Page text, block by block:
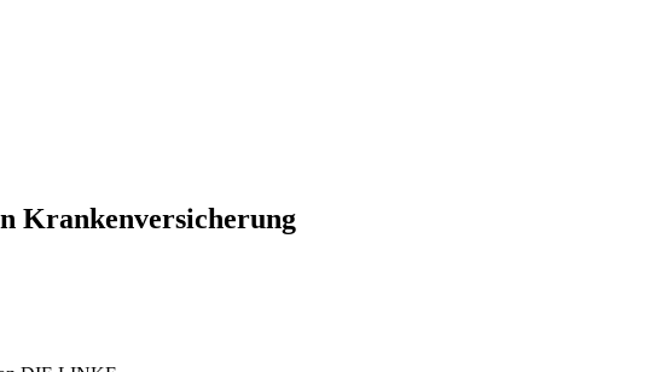
Krankenversicherung